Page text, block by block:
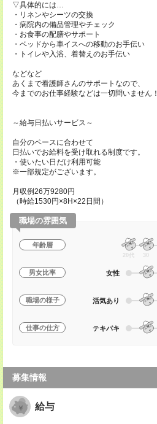
▽具体的には…
・リネンやシーツの交換
・病院内の備品管理やチェック
・お食事の配膳やサポート
・ベッドから車イスへの移動のお手伝い
・トイレや入浴、着替えのお手伝い
などなど
あくまで看護師さんのサポートなので、
今までのお仕事経験などは一切問いません！
～給与日払いサービス～
自分のペースに合わせて
日払いでお給料を受け取れる制度です。
・使いたい日だけ利用可能
※一部規定がございます。
月収例26万9280円
（時給1530円×8H×22日間）
職場の雰囲気
年齢層
20代 30
男女比率 女性
職場の様子 活気あり
仕事の仕方 テキパキ
募集情報
給与